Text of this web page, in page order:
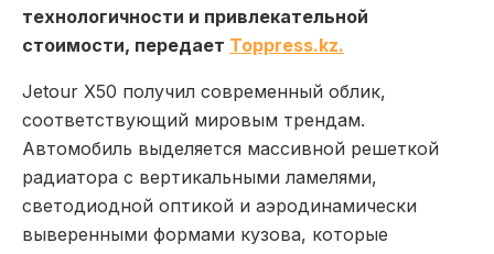
технологичности и привлекательной
стоимости, передает Toppress.kz.
Jetour X50 получил современный облик,
соответствующий мировым трендам.
Автомобиль выделяется массивной решеткой
радиатора с вертикальными ламелями,
светодиодной оптикой и аэродинамически
выверенными формами кузова, которые